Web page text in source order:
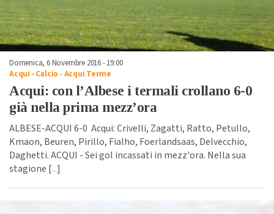
Domenica, 6 Novembre 2016 - 19:00
Acqui -Calcio -Acqui Terme
Acqui: con l’Albese i termali crollano 6-0
già nella prima mezz’ora
ALBESE-ACQUI 6-0 Acqui: Crivelli, Zagatti, Ratto, Petullo,
Kmaon, Beuren, Pirillo, Fialho, Foerlandsaas, Delvecchio,
Daghetti. ACQUI - Sei gol incassati in mezz'ora. Nella sua
stagione [...]